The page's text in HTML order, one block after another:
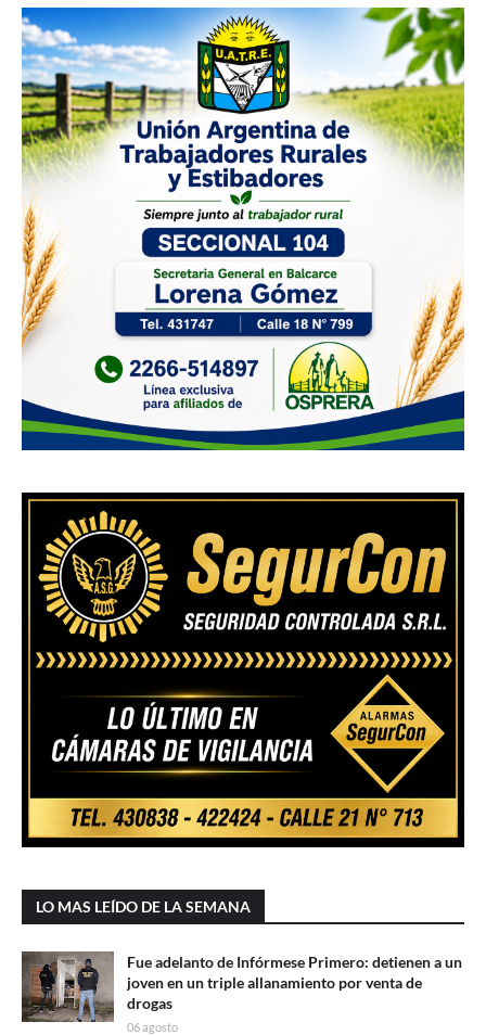
LO MAS LEÍDO DE LA SEMANA
Fue adelanto de Infórmese Primero: detienen a un
joven en un triple allanamiento por venta de
drogas
06 agosto